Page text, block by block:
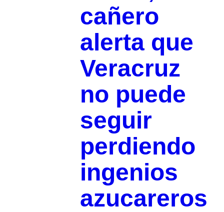
cañero
alerta que
Veracruz
no puede
seguir
perdiendo
ingenios
azucareros